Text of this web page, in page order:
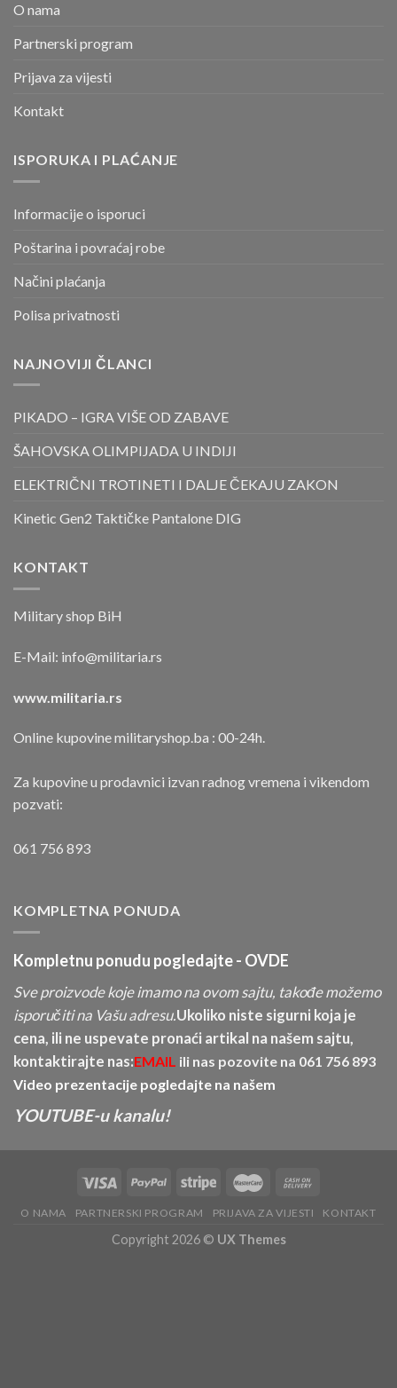
O nama
Partnerski program
Prijava za vijesti
Kontakt
ISPORUKA I PLAĆANJE
Informacije o isporuci
Poštarina i povraćaj robe
Načini plaćanja
Polisa privatnosti
NAJNOVIJI ČLANCI
PIKADO – IGRA VIŠE OD ZABAVE
ŠAHOVSKA OLIMPIJADA U INDIJI
ELEKTRIČNI TROTINETI I DALJE ČEKAJU ZAKON
Kinetic Gen2 Taktičke Pantalone DIG
KONTAKT
Military shop BiH
E-Mail: info@militaria.rs
www.militaria.rs
Online kupovine militaryshop.ba : 00-24h.
Za kupovine u prodavnici izvan radnog vremena i vikendom
pozvati:
061 756 893
KOMPLETNA PONUDA
Kompletnu ponudu pogledajte - OVDE
Sve proizvode koje imamo na ovom sajtu, takođe možemo
isporučiti na Vašu adresu.Ukoliko niste sigurni koja je
cena, ili ne uspevate pronaći artikal na našem sajtu,
kontaktirajte nas:EMAIL ili nas pozovite na 061 756 893
Video prezentacije pogledajte na našem
YOUTUBE-u kanalu!
O NAMA PARTNERSKI PROGRAM PRIJAVA ZA VIJESTI KONTAKT
Copyright 2026 © UX Themes